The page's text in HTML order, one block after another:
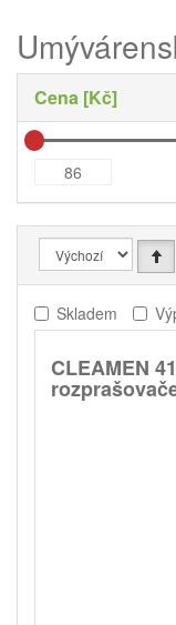
Cena [Kč]
Skladem
CLEAMEN